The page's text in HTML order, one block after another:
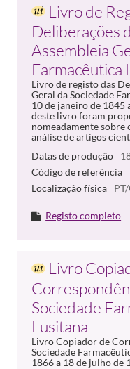
Livro de
Deliberações
Assembleia
Farmacêutica
Livro de registo das
Geral da Sociedade
10 de janeiro de 1845
deste livro foram
nomeadamente sobre
análise de artigos
Datas de produção
Código de referência
Localização física
Registo completo
Livro
Sociedade
Lusitana
Livro Copiador de
Sociedade
1866 a 18 de julho de